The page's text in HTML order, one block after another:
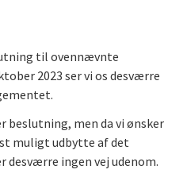
til ovennævnte
2023 ser vi os desværre
men da vi ønsker
muligt udbytte af det
desværre ingen vej udenom.